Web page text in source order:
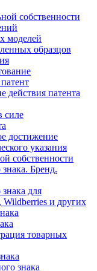
собственности
моделей
образцов
действия патента
силе
достижение
указания
собственности
Бренд.
для
и других
товарных
знака